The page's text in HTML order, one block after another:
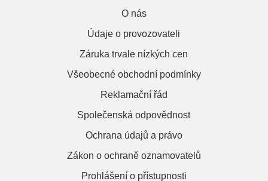
O nás
Údaje o provozovateli
Záruka trvale nízkých cen
Všeobecné obchodní podmínky
Reklamační řád
Společenská odpovědnost
Ochrana údajů a právo
Zákon o ochraně oznamovatelů
Prohlášení o přístupnosti